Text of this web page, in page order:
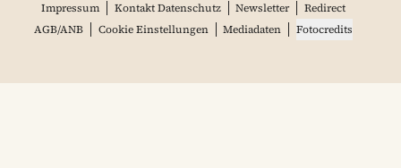
Impressum
Kontakt Datenschutz Newsletter
Redirect
AGB/ANB
Cookie Einstellungen Mediadaten Fotocredits